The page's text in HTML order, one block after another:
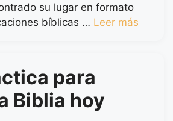
su lugar en formato
bíblicas … Leer más
para
Biblia hoy